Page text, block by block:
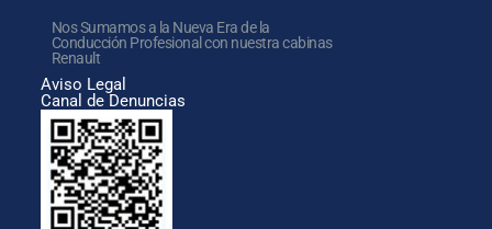
Nos Sumamos a la Nueva Era de la
Conducción Profesional con nuestra cabinas
Renault
Aviso Legal
Canal de Denuncias